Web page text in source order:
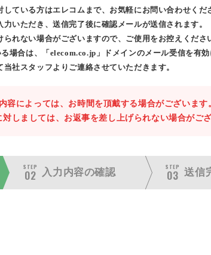
している方はエレコムまで、お気軽にお問い合わせくだ
力いただき、送信完了後に確認メールが送信されます。
れない場合がございますので、ご使用をお控えくださ
場合は、「elecom.co.jp」ドメインのメール受信を有効
当社スタッフよりご連絡させていただきます。
容によっては、お時間を頂戴する場合がございます
しましては、お返事を差し上げられない場合がござ
STEP
02 入力内容の確認
STEP
03 送信